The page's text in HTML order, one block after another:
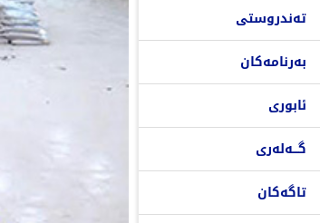
تەندروستی
بەرنامەکان
ئابوری
گـــەلەری
تاگەکان